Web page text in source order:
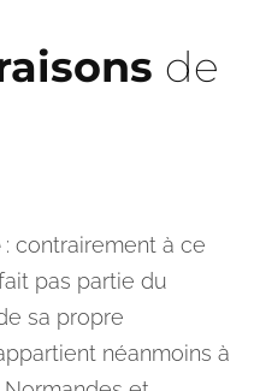
de
: contrairement à ce
pas partie du
sa propre
néanmoins à